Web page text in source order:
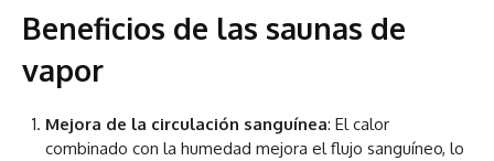
Beneficios de las saunas de
vapor
Mejora de la circulación sanguínea: El calor
combinado con la humedad mejora el flujo sanguíneo, lo